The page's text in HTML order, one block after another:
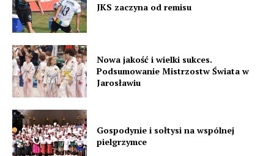
JKS zaczyna od remisu
Nowa jakość i wielki sukces.
Podsumowanie Mistrzostw Świata w
Jarosławiu
Gospodynie i sołtysi na wspólnej
pielgrzymce